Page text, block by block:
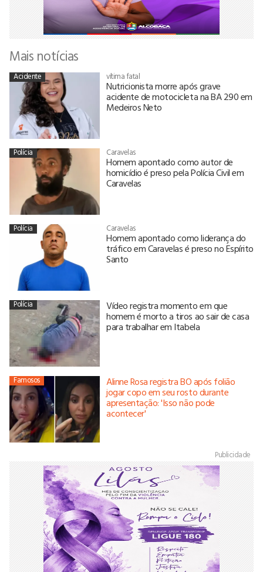
Mais notícias
Acidente vítima fatal
Nutricionista morre após grave
acidente de motocicleta na BA 290 em
Medeiros Neto
Polícia Caravelas
Homem apontado como autor de
homicídio é preso pela Polícia Civil em
Caravelas
Polícia Caravelas
Homem apontado como liderança do
tráfico em Caravelas é preso no Espírito
Santo
Polícia Vídeo registra momento em que
homem é morto a tiros ao sair de casa
para trabalhar em Itabela
Famosos Alinne Rosa registra BO após folião
jogar copo em seu rosto durante
apresentação: 'Isso não pode
acontecer'
Publicidade